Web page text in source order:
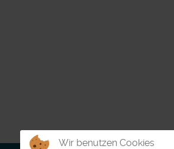
Wir benutzen Cookies